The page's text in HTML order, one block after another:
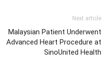
Next article
Malaysian Patient Underwent
Advanced Heart Procedure at
SinoUnited Health